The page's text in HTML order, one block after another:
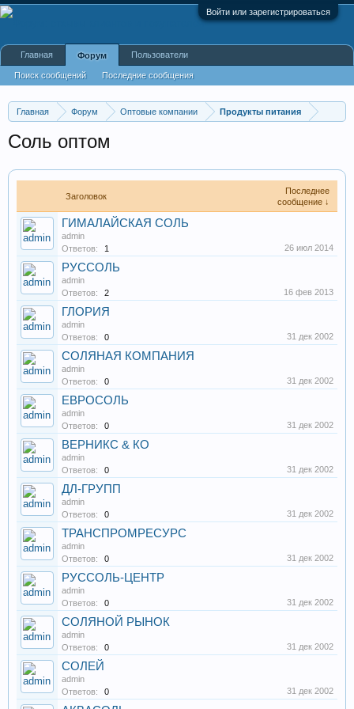
Войти или зарегистрироваться
Главная Форум Оптовые компании Продукты питания
Соль оптом
Заголовок
Последнее
сообщение ↓
ГИМАЛАЙСКАЯ СОЛЬ
admin
Ответов:
1 26 июл 2014
РУССОЛЬ
admin
Ответов:
2 16 фев 2013
ГЛОРИЯ
admin
Ответов:
0 31 дек 2002
СОЛЯНАЯ КОМПАНИЯ
admin
Ответов:
0 31 дек 2002
ЕВРОСОЛЬ
admin
Ответов:
0 31 дек 2002
ВЕРНИКС & КО
admin
Ответов:
0 31 дек 2002
ДЛ-ГРУПП
admin
Ответов:
0 31 дек 2002
ТРАНСПРОМРЕСУРС
admin
Ответов:
0 31 дек 2002
РУССОЛЬ-ЦЕНТР
admin
Ответов:
0 31 дек 2002
СОЛЯНОЙ РЫНОК
admin
Ответов:
0 31 дек 2002
СОЛЕЙ
admin
Ответов:
0 31 дек 2002
Главная Форум
Поиск сообщений Последние сообщения
Пользователи